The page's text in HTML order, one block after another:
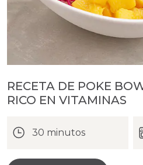
RECETA DE POKE
RICO EN VITAMINAS
30 minutos